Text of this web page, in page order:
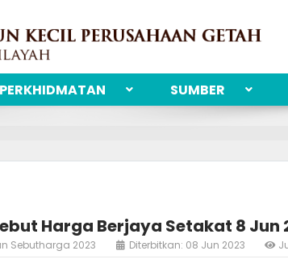
PERKHIDMATAN SUMBER
Harga Berjaya Setakat 8 Jun
Sebutharga 2023 Diterbitkan: 08 Jun 2023